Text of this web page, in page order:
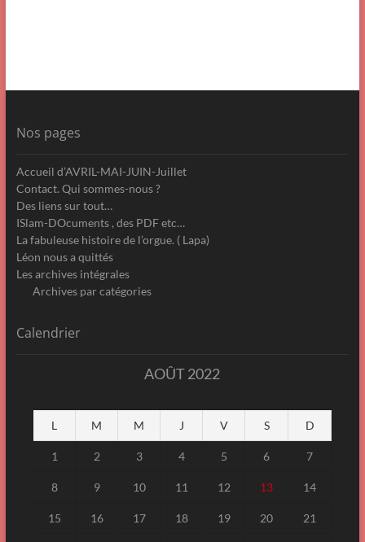
Nos pages
Accueil d’AVRIL-MAI-JUIN-Juillet
Contact. Qui sommes-nous ?
Des liens sur tout…
ISlam-DOcuments , des PDF etc…
La fabuleuse histoire de l’orgue. ( Lapa)
Léon nous a quittés
Les archives intégrales
Archives par catégories
Calendrier
AOÛT 2022
L M M J V S D
1 2 3 4 5 6 7
8 9 10 11 12 13 14
15 16 17 18 19 20 21